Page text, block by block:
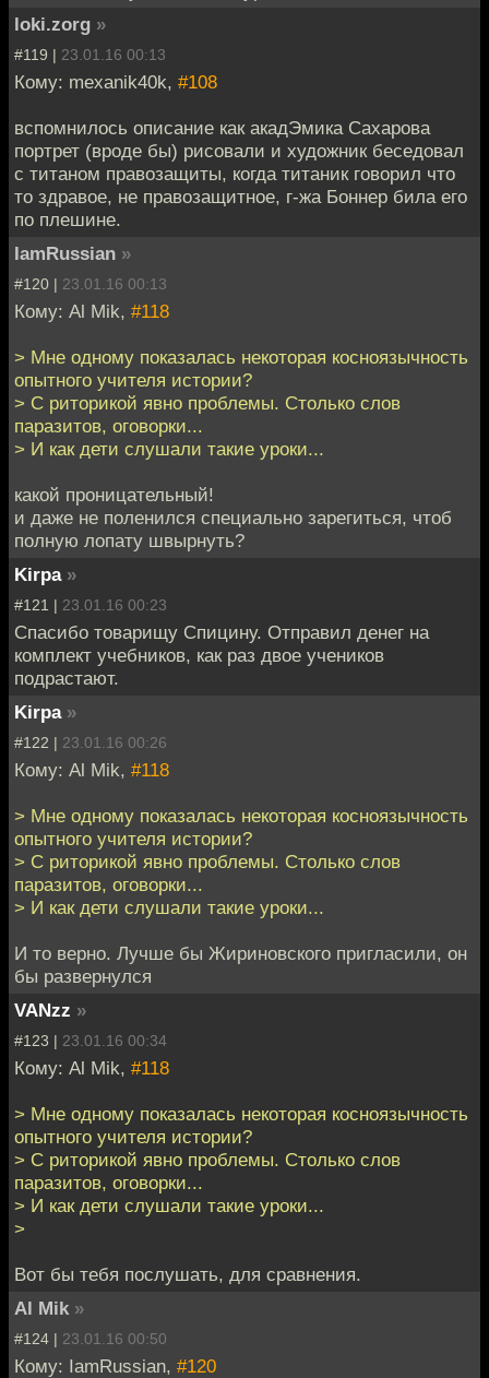
loki.zorg »
#119 | 23.01.16 00:13
Кому: mexanik40k, #108
вспомнилось описание как акадЭмика Сахарова
портрет (вроде бы) рисовали и художник беседовал
с титаном правозащиты, когда титаник говорил что
то здравое, не правозащитное, г-жа Боннер била его
по плешине.
IamRussian »
#120 | 23.01.16 00:13
Кому: Al Mik, #118
> Мне одному показалась некоторая косноязычность
опытного учителя истории?
> С риторикой явно проблемы. Столько слов
паразитов, оговорки...
> И как дети слушали такие уроки...
какой проницательный!
и даже не поленился специально зарегиться, чтоб
полную лопату швырнуть?
Kirpa »
#121 | 23.01.16 00:23
Спасибо товарищу Спицину. Отправил денег на
комплект учебников, как раз двое учеников
подрастают.
Kirpa »
#122 | 23.01.16 00:26
Кому: Al Mik, #118
> Мне одному показалась некоторая косноязычность
опытного учителя истории?
> С риторикой явно проблемы. Столько слов
паразитов, оговорки...
> И как дети слушали такие уроки...
И то верно. Лучше бы Жириновского пригласили, он
бы развернулся
VANzz »
#123 | 23.01.16 00:34
Кому: Al Mik, #118
> Мне одному показалась некоторая косноязычность
опытного учителя истории?
> С риторикой явно проблемы. Столько слов
паразитов, оговорки...
> И как дети слушали такие уроки...
>
Вот бы тебя послушать, для сравнения.
Al Mik »
#124 | 23.01.16 00:50
Кому: IamRussian, #120